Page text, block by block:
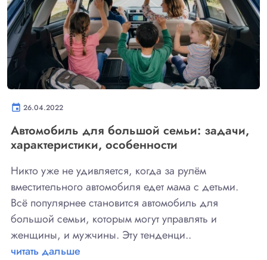
event 26.04.2022
Автомобиль для большой семьи: задачи,
характеристики, особенности
Никто уже не удивляется, когда за рулём
вместительного автомобиля едет мама с детьми.
Всё популярнее становится автомобиль для
большой семьи, которым могут управлять и
женщины, и мужчины. Эту тенденци..
читать дальше